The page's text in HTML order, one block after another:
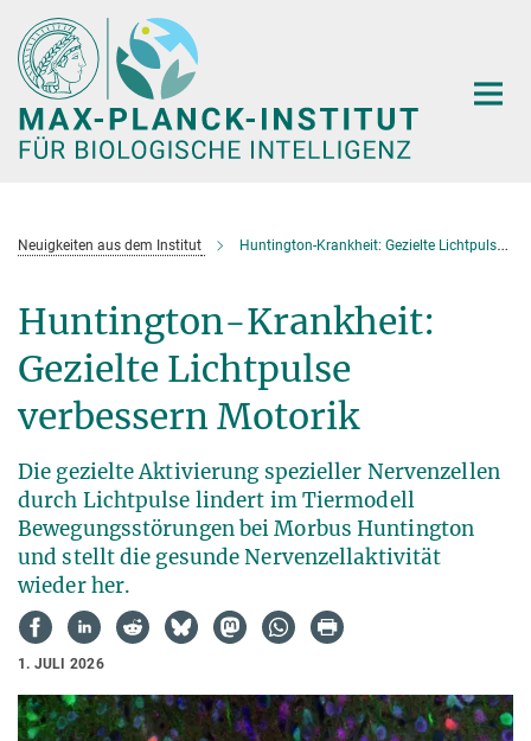
Hauptinhalt
Neuigkeiten aus dem Institut Huntington-Krankheit: Gezielte Lichtpulse verbessern Motorik
Huntington-Krankheit:
Gezielte Lichtpulse
verbessern Motorik
Die gezielte Aktivierung spezieller Nervenzellen
durch Lichtpulse lindert im Tiermodell
Bewegungsstörungen bei Morbus Huntington
und stellt die gesunde Nervenzellaktivität
wieder her.
1. JULI 2026